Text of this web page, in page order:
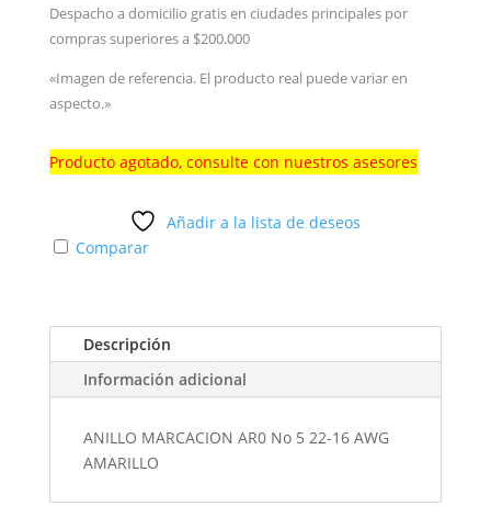
Despacho a domicilio gratis en ciudades principales por
compras superiores a $200.000
«Imagen de referencia. El producto real puede variar en
aspecto.»
Producto agotado, consulte con nuestros asesores
Añadir a la lista de deseos
Comparar
Descripción
Información adicional
ANILLO MARCACION AR0 No 5 22-16 AWG
AMARILLO